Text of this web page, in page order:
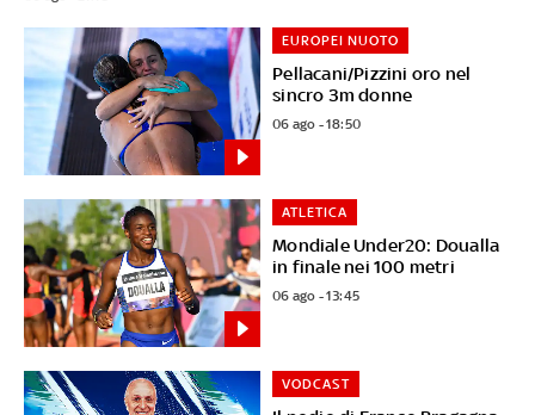
Pellacani/Pizzini oro nel
sincro 3m donne
EUROPEI NUOTO
06 ago - 18:50
Mondiale Under20: Doualla
in finale nei 100 metri
ATLETICA
06 ago - 13:45
VODCAST